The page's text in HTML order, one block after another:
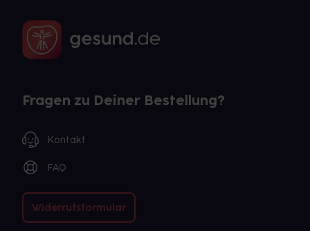
Fragen zu Deiner Bestellung?
Kontakt
FAQ
Widerrufsformular